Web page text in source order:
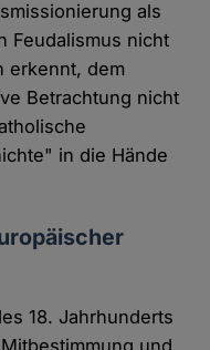
als
Feudalismus nicht
erkennt, dem
Betrachtung nicht
in die Hände
18. Jahrhunderts